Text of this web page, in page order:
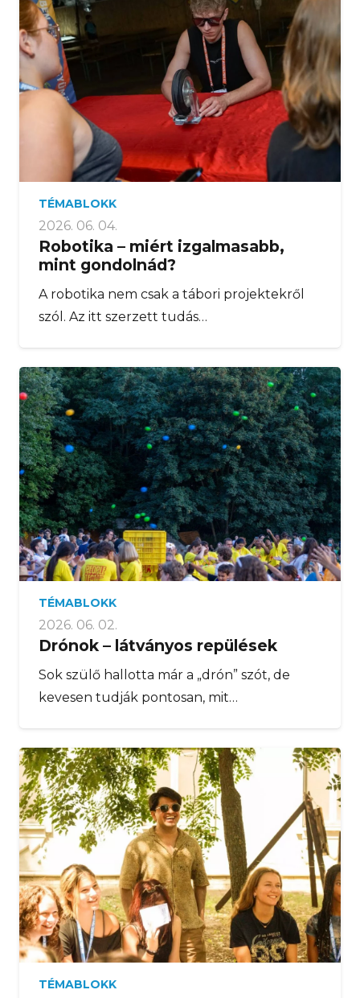
TÉMABLOKK
2026. 06. 04.
Robotika – miért izgalmasabb,
mint gondolnád?
A robotika nem csak a tábori projektekről
szól. Az itt szerzett tudás…
TÉMABLOKK
2026. 06. 02.
Drónok – látványos repülések
Sok szülő hallotta már a „drón” szót, de
kevesen tudják pontosan, mit…
TÉMABLOKK